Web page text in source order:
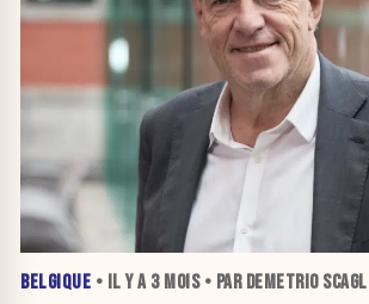
BELGIQUE • IL Y A 3 MOIS• PAR DEMETRIO